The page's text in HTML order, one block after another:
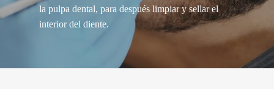
la pulpa dental, para después limpiar y sellar el
interior del diente.